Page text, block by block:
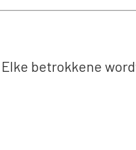
betrokkene